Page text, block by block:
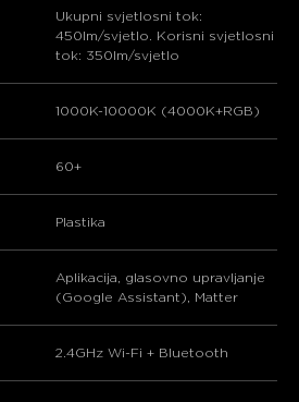
Ukupni svjetlosni tok:
450lm/svjetlo. Korisni svjetlosni
tok: 350lm/svjetlo
1000K-10000K (4000K+RGB)
60+
Plastika
Aplikacija, glasovno upravljanje
(Google Assistant), Matter
2.4GHz Wi-Fi + Bluetooth